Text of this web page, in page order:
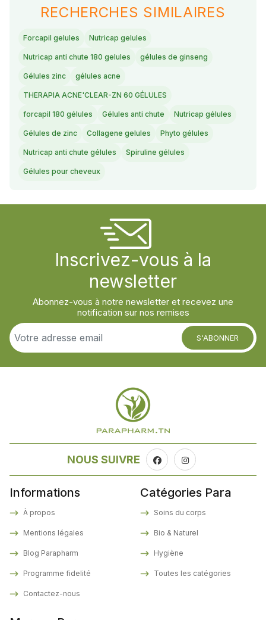
RECHERCHES SIMILAIRES
Forcapil gelules Nutricap gelules
Nutricap anti chute 180 gelules gélules de ginseng
Gélules zinc gélules acne
THERAPIA ACNE'CLEAR-ZN 60 GÉLULES
forcapil 180 gélules Gélules anti chute Nutricap gélules
Gélules de zinc Collagene gelules Phyto gélules
Nutricap anti chute gélules Spiruline gélules
Gélules pour cheveux
Inscrivez-vous à la
newsletter
Abonnez-vous à notre newsletter et recevez une
notification sur nos remises
S'ABONNER
NOUS SUIVRE
Informations
À propos
Mentions légales
Blog Parapharm
Programme fidelité
Contactez-nous
Catégories Para
Soins du corps
Bio & Naturel
Hygiène
Toutes les catégories